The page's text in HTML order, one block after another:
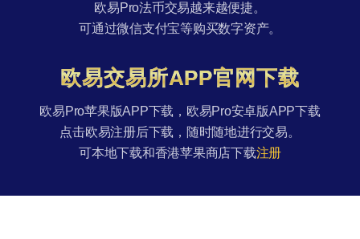
欧易Pro法币交易越来越便捷。
可通过微信支付宝等购买数字资产。
欧易交易所APP官网下载
欧易Pro苹果版APP下载，欧易Pro安卓版APP下载
点击欧易注册后下载，随时随地进行交易。
可本地下载和香港苹果商店下载注册